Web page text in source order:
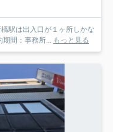
駅は出入口が１ヶ所しかな
期間：事務所... もっと見る